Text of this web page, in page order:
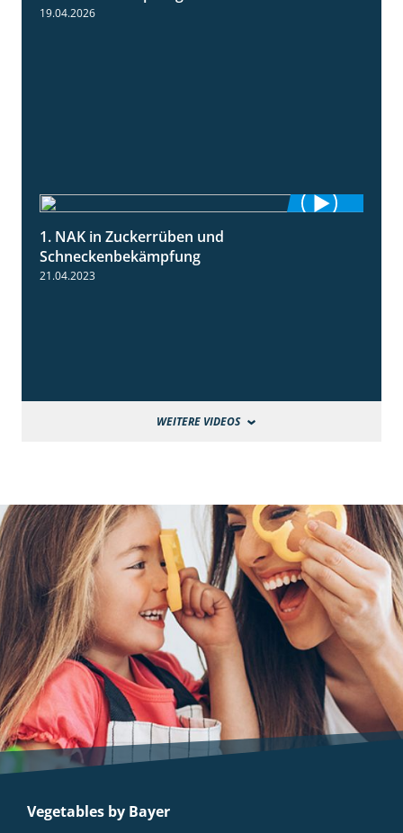
19.04.2026
1. NAK in Zuckerrüben und
Schneckenbekämpfung
21.04.2023
WEITERE VIDEOS
Vegetables by Bayer